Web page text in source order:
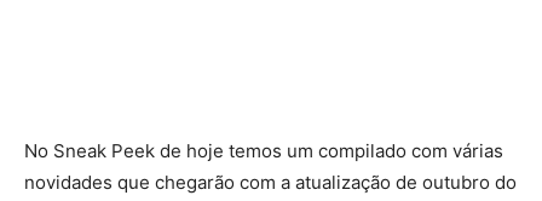
No Sneak Peek de hoje temos um compilado com várias
novidades que chegarão com a atualização de outubro do